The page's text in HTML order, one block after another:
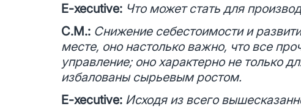
E-xecutive: Что может стать для
С.М.: Снижение себестоимости и
месте, оно настолько важно, что все
управление; оно характерно не только
избалованы сырьевым ростом.
E-xecutive: Исходя из всего